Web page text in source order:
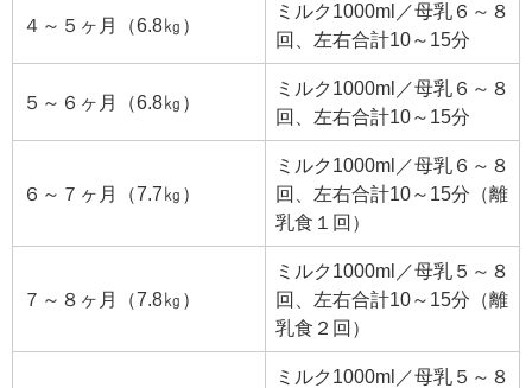
４～５ヶ月（6.8㎏）
ミルク1000ml／母乳６～８
回、左右合計10～15分
５～６ヶ月（6.8㎏）
ミルク1000ml／母乳６～８
回、左右合計10～15分
６～７ヶ月（7.7㎏）
ミルク1000ml／母乳６～８
回、左右合計10～15分（離
乳食１回）
７～８ヶ月（7.8㎏）
ミルク1000ml／母乳５～８
回、左右合計10～15分（離
乳食２回）
ミルク1000ml／母乳５～８